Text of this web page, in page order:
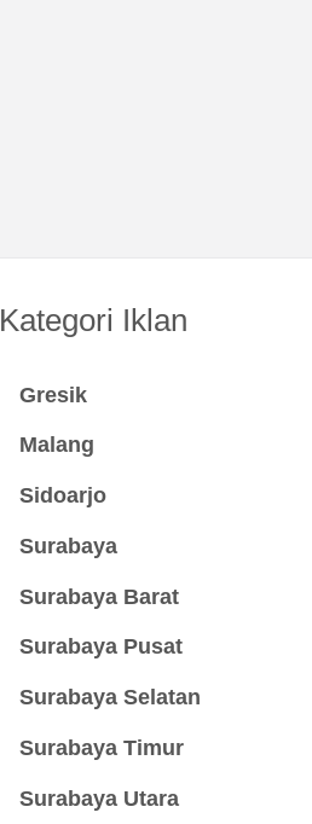
Kategori Iklan
Gresik
Malang
Sidoarjo
Surabaya
Surabaya Barat
Surabaya Pusat
Surabaya Selatan
Surabaya Timur
Surabaya Utara